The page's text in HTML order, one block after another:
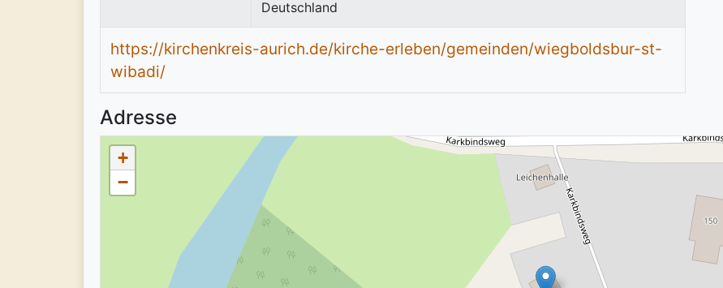
Deutschland
https://kirchenkreis-aurich.de/kirche-erleben/gemeinden/wiegboldsbur-st-
wibadi/
Adresse
+
−